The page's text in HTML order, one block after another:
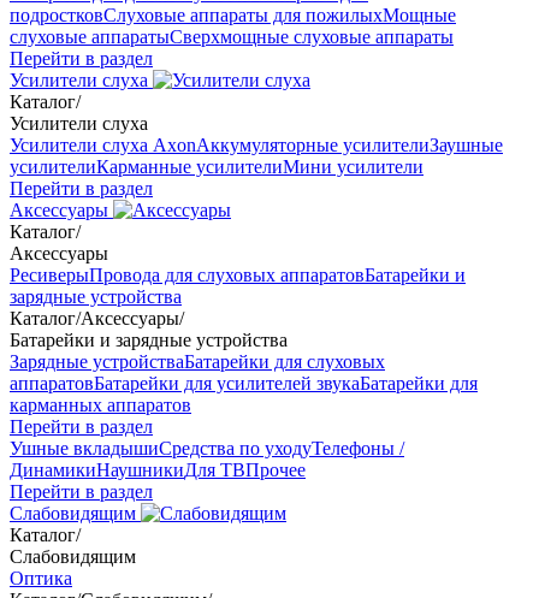
подростковСлуховые аппараты для пожилыхМощные
слуховые аппаратыСверхмощные слуховые аппараты
Перейти в раздел
Усилители слуха
Каталог/
Усилители слуха
Усилители слуха AxonАккумуляторные усилителиЗаушные
усилителиКарманные усилителиМини усилители
Перейти в раздел
Аксессуары
Каталог/
Аксессуары
РесиверыПровода для слуховых аппаратовБатарейки и
зарядные устройства
Каталог/Аксессуары/
Батарейки и зарядные устройства
Зарядные устройстваБатарейки для слуховых
аппаратовБатарейки для усилителей звукаБатарейки для
карманных аппаратов
Перейти в раздел
Ушные вкладышиСредства по уходуТелефоны /
ДинамикиНаушникиДля ТВПрочее
Перейти в раздел
Слабовидящим
Каталог/
Слабовидящим
Оптика